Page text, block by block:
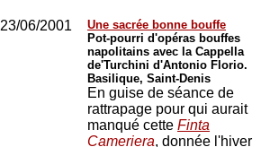
23/06/2001
Une sacrée bonne bouffe
Pot-pourri d'opéras bouffes
napolitains avec la Cappella
de'Turchini d'Antonio Florio.
Basilique, Saint-Denis
En guise de séance de
rattrapage pour qui aurait
manqué cette Finta
Cameriera, donnée l'hiver